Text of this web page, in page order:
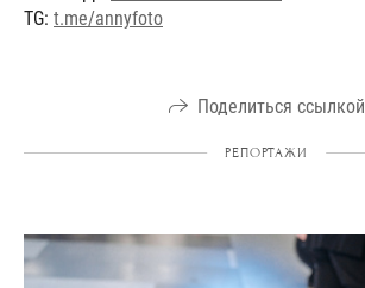
TG: t.me/annyfoto
Поделиться ссылкой
РЕПОРТАЖИ